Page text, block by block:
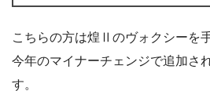
こちらの方は煌Ⅱのヴォクシーを
今年のマイナーチェンジで追加さ
す。